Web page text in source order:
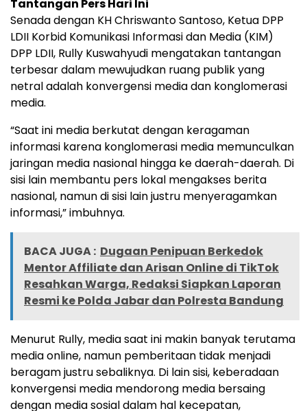
Tantangan Pers Hari Ini
Senada dengan KH Chriswanto Santoso, Ketua DPP
LDII Korbid Komunikasi Informasi dan Media (KIM)
DPP LDII, Rully Kuswahyudi mengatakan tantangan
terbesar dalam mewujudkan ruang publik yang
netral adalah konvergensi media dan konglomerasi
media.
“Saat ini media berkutat dengan keragaman
informasi karena konglomerasi media memunculkan
jaringan media nasional hingga ke daerah-daerah. Di
sisi lain membantu pers lokal mengakses berita
nasional, namun di sisi lain justru menyeragamkan
informasi,” imbuhnya.
BACA JUGA : Dugaan Penipuan Berkedok
Mentor Affiliate dan Arisan Online di TikTok
Resahkan Warga, Redaksi Siapkan Laporan
Resmi ke Polda Jabar dan Polresta Bandung
Menurut Rully, media saat ini makin banyak terutama
media online, namun pemberitaan tidak menjadi
beragam justru sebaliknya. Di lain sisi, keberadaan
konvergensi media mendorong media bersaing
dengan media sosial dalam hal kecepatan,